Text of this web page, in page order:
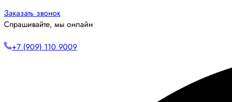
Заказать звонок
Спрашивайте, мы онлайн
+7 (909) 110 9009